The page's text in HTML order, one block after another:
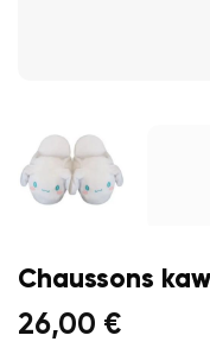
Chaussons
26,00 €